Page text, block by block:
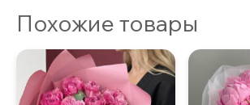
Похожие товары